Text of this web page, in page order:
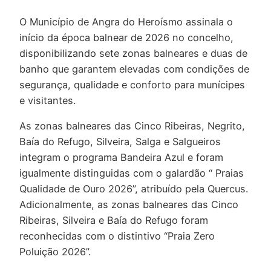
O Município de Angra do Heroísmo assinala o
início da época balnear de 2026 no concelho,
disponibilizando sete zonas balneares e duas de
banho que garantem elevadas com condições de
segurança, qualidade e conforto para munícipes
e visitantes.
As zonas balneares das Cinco Ribeiras, Negrito,
Baía do Refugo, Silveira, Salga e Salgueiros
integram o programa Bandeira Azul e foram
igualmente distinguidas com o galardão “ Praias
Qualidade de Ouro 2026”, atribuído pela Quercus.
Adicionalmente, as zonas balneares das Cinco
Ribeiras, Silveira e Baía do Refugo foram
reconhecidas com o distintivo “Praia Zero
Poluição 2026”.